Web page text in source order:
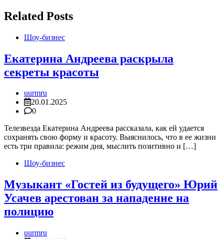
Related Posts
Шоу-бизнес
Екатерина Андреева раскрыла
секреты красоты
uurmru
20.01.2025
0
Телезвезда Екатерина Андреева рассказала, как ей удается
сохранять свою форму и красоту. Выяснилось, что в ее жизни
есть три правила: режим дня, мыслить позитивно и […]
Шоу-бизнес
Музыкант «Гостей из будущего» Юрий
Усачев арестован за нападение на
полицию
uurmru